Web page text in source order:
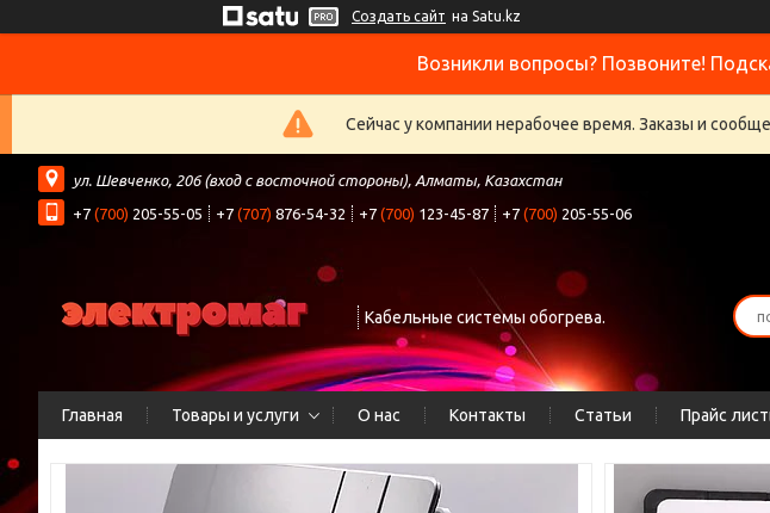
Создать сайт на Satu.kz
Возникли вопросы? Позвоните!
Сейчас у компании нерабочее время. Заказы и
ул. Шевченко, 206 (вход с восточной стороны), Алматы, Казахстан
+7 (700) 205-55-05 +7 (707) 876-54-32 +7 (700) 123-45-87 +7 (700) 205-55-06
Кабельные системы обогрева.
Главная Товары и услуги О нас Контакты Статьи Прайс